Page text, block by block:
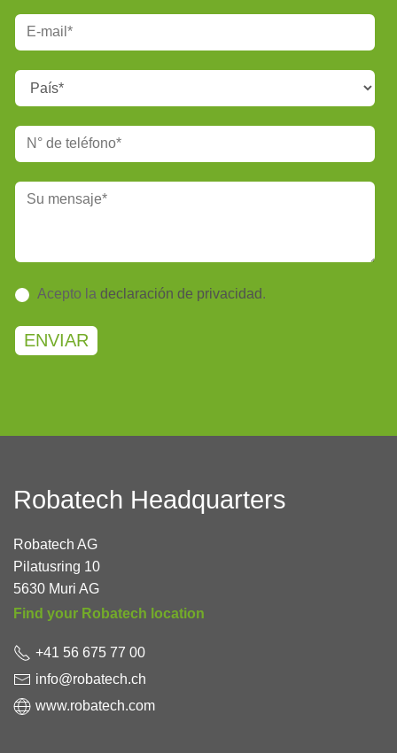
Acepto la declaración de privacidad.
Robatech Headquarters
Robatech AG
Pilatusring 10
5630 Muri AG
Find your Robatech location
+41 56 675 77 00
info@robatech.ch
www.robatech.com